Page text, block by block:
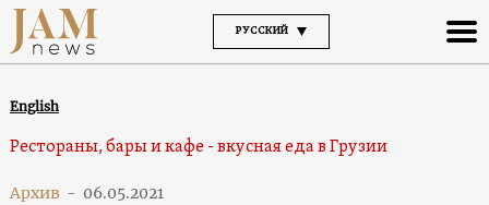
РУССКИЙ
English
Рестораны, бары и кафе - вкусная еда в Грузии
Архив - 06.05.2021